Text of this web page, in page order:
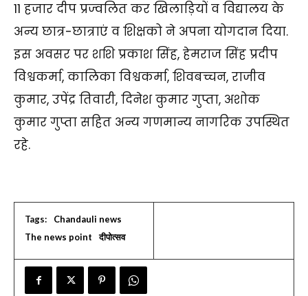
11 हजार दीप प्रज्वलित कर खिलाड़ियों व विद्यालय के
अन्य छात्र-छात्राएं व शिक्षको ने अपना योगदान दिया.
इस अवसर पर शशि प्रकाश सिंह, हेमराज सिंह प्रदीप
विश्वकर्मा, कालिका विश्वकर्मा, शिवबच्चन, राजीव
कुमार, उपेंद्र तिवारी, दिनेश कुमार गुप्ता, अशोक
कुमार गुप्ता सहित अन्य गणमान्य नागरिक उपस्थित
रहे.
Tags:
Chandauli news
The news point
दीपोत्सव